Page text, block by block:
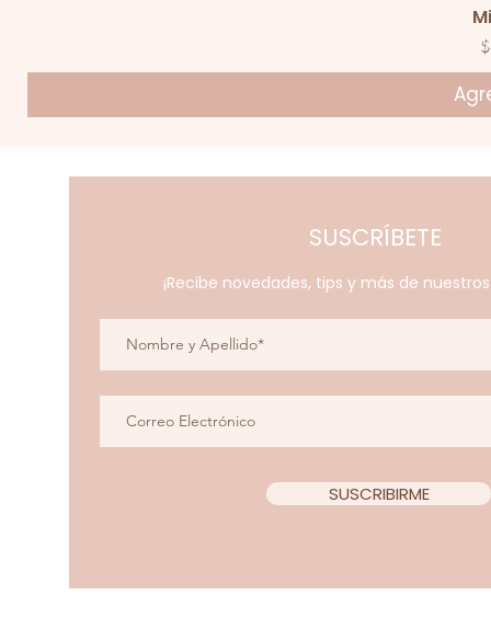
SUSCRÍBETE
¡Recibe novedades, tips y más de
SUSCRIBIRME